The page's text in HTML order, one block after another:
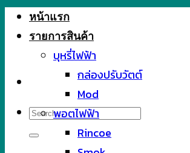
Search
for:
หน้าแรก
รายการสินค้า
บุหรี่ไฟฟ้า
กล่องปรับวัตต์
Mod
พอตไฟฟ้า
Rincoe